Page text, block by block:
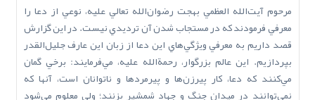
مرحوم آيت‌الله العظمي بهجت رضوان‌الله تعالي عليه، نوعي از دعا را
معرفي فرمودند که در مستجاب شدن آن ترديدي نيست. در اين گزارش
قصد داريم به معرفي ويژگي‌هاي اين دعا از زبان اين عارف جليل‌القدر
بپردازيم. اين عالم بزرگوار، رحمةالله عليه، مي‌فرمايند: برخي گمان
مي‌کنند که دعا، کار پيرزن‌ها و پيرمردها و ناتوانان است، آنها که
نمي‌توانند در ميدان جنگ و جهاد شمشير بزنند؛ ولي معلوم مي‌شود